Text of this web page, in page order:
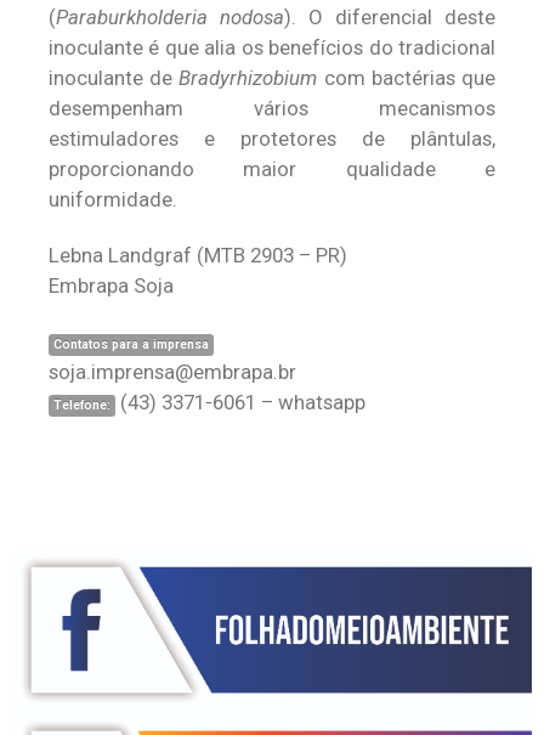
(Paraburkholderia nodosa). O diferencial deste
inoculante é que alia os benefícios do tradicional
inoculante deBradyrhizobium com bactérias que
desempenham vários mecanismos
estimuladores e protetores de plântulas,
proporcionando maior qualidade e
uniformidade.
Lebna Landgraf (MTB 2903 – PR)
Embrapa Soja
Contatos para a imprensa
soja.imprensa@embrapa.br
Telefone: (43) 3371-6061 – whatsapp